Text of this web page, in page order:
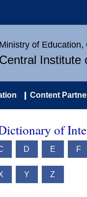
Ministry of
Central Institute
Content
of
D E F
Y Z